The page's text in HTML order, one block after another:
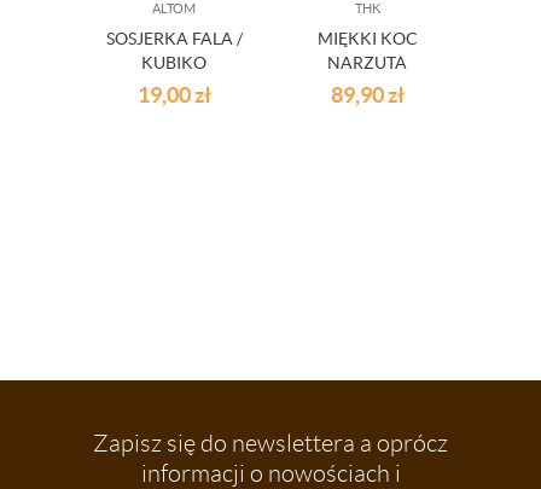
ALTOM
SOSJERKA FALA /
KUBIKO
19,00zł
THK
MIĘKKI KOC
NARZUTA
200X220 POPIEL
89,90zł
Zapisz się do newslettera a oprócz
informacji o nowościach i